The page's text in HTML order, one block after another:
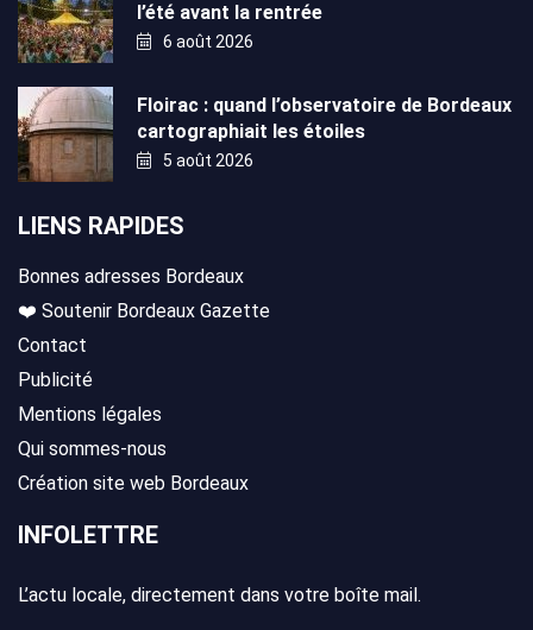
l’été avant la rentrée
6 août 2026
Floirac : quand l’observatoire de Bordeaux
cartographiait les étoiles
5 août 2026
LIENS RAPIDES
Bonnes adresses Bordeaux
❤️ Soutenir Bordeaux Gazette
Contact
Publicité
Mentions légales
Qui sommes-nous
Création site web Bordeaux
INFOLETTRE
L’actu locale, directement dans votre boîte mail.